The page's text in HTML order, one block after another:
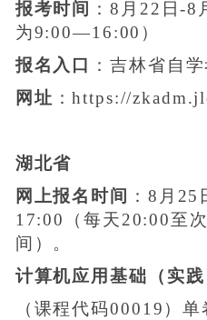
报考时间
：8月22日-8
为9:00—16:00）
报名入口
：吉林省自
网址 ：https://
湖北省
网上报名时间
：8月25
17:00（每天20:00至
间）。
计算机应用基础（实践
（课程代码00019）单